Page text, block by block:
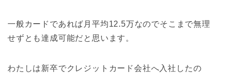
一般カードであれば月平均12.5万なのでそこまで無理
せずとも達成可能だと思います。
わたしは新卒でクレジットカード会社へ入社したの